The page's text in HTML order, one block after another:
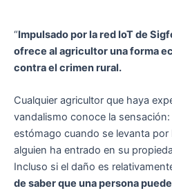
“Impulsado por la red IoT de
ofrece al agricultor una forma
contra el crimen rural.
Cualquier agricultor que haya
vandalismo conoce la
estómago cuando se levanta por
alguien ha entrado en su
Incluso si el daño es
de saber que una persona